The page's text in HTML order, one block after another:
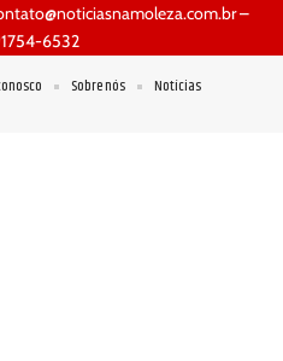
–
6532
Sobre nós Notícias